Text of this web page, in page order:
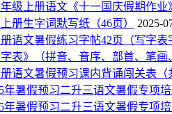
级上册语文《十一国庆假期作
册生字词默写纸（46页）
2025-
语文暑假练习字帖42页（写字表
表》（拼音、音序、部首、笔画
语文暑假预习课内背诵闯关表（
年暑假预习二升三语文暑假专项
年暑假预习二升三语文暑假专项